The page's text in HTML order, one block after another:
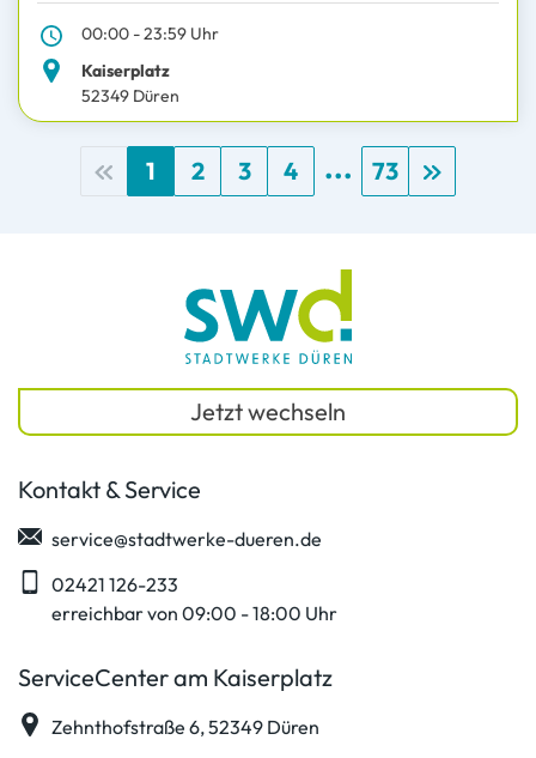
00:00 - 23:59 Uhr
Kaiserplatz
52349 Düren
1 2 3 4 ... 73
Jetzt wechseln
Kontakt & Service
service@stadtwerke-dueren.de
02421 126-233
erreichbar von 09:00 - 18:00 Uhr
ServiceCenter am Kaiserplatz
Zehnthofstraße 6, 52349 Düren